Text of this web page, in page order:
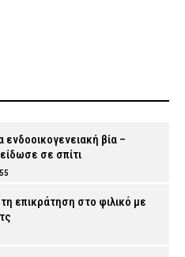
βία –
σε σπίτι
επικράτηση στο φιλικό με